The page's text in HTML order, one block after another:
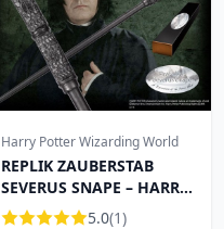
Harry Potter Wizarding World
REPLIK ZAUBERSTAB
SEVERUS SNAPE – HARRY
POTTER
5.0(1)